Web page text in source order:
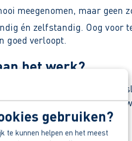
gebruiken?
te kunnen helpen en het meest
meegenomen, maar geen
én zelfstandig. Oog voor
goed verloopt.
het werk?
voor boeren in
zoals klauwbekappen:
technologieën.